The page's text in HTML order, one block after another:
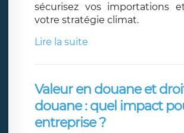
sécurisez vos importations
votre stratégie climat.
Lire la suite
Valeur en douane et
douane : quel impact
entreprise ?